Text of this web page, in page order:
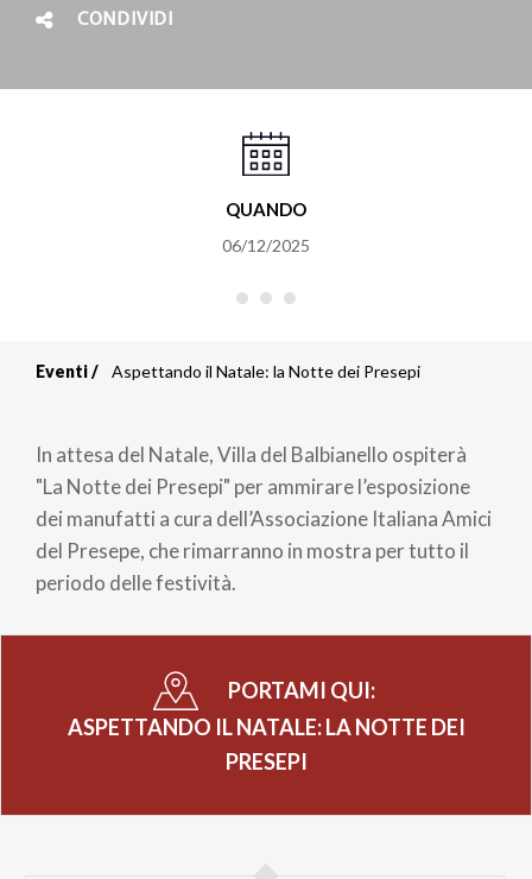
CONDIVIDI
QUANDO
06/12/2025
di
pane
Eventi Aspettando il Natale: la Notte dei Presepi
In attesa del Natale, Villa del Balbianello ospiterà
"La Notte dei Presepi" per ammirare l’esposizione
dei manufatti a cura dell’Associazione Italiana Amici
del Presepe, che rimarranno in mostra per tutto il
periodo delle festività.
PORTAMI QUI:
ASPETTANDO IL NATALE: LA NOTTE DEI
PRESEPI